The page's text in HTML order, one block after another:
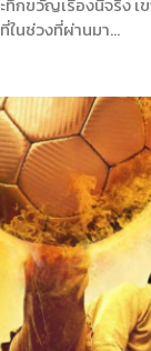
ในช่วงที่ผ่านมา…